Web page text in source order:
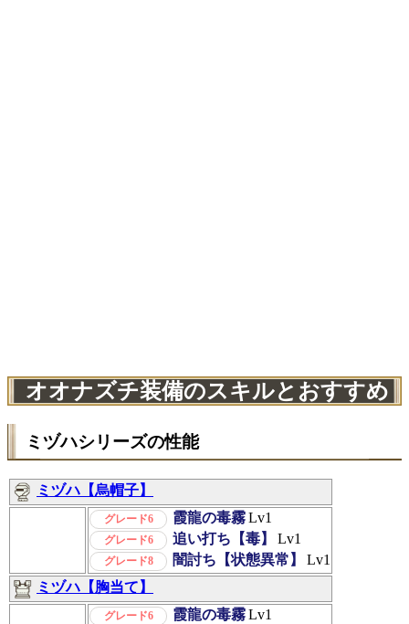
オオナズチ装備のスキルとおすすめ
ミヅハシリーズの性能
ミヅハ【烏帽子】
グレード6 霞龍の毒霧Lv1
グレード6 追い打ち【毒】 Lv1
グレード8 闇討ち【状態異常】
Lv1
ミヅハ【胸当て】
グレード6 霞龍の毒霧Lv1